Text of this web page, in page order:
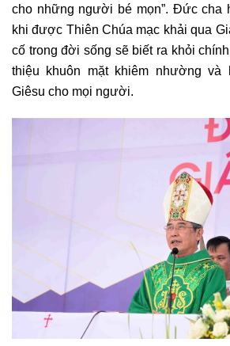
cho những người bé mọn”. Đức cha
khi được Thiên Chúa mạc khải qua
cố trong đời sống sẽ biết ra khỏi
thiệu khuôn mặt khiêm nhường
Giêsu cho mọi người.